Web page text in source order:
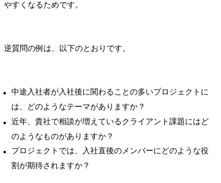
やすくなるためです。
逆質問の例は、以下のとおりです。
中途入社者が入社後に関わることの多いプロジェクトに
は、どのようなテーマがありますか？
近年、貴社で相談が増えているクライアント課題にはど
のようなものがありますか？
プロジェクトでは、入社直後のメンバーにどのような役
割が期待されますか？